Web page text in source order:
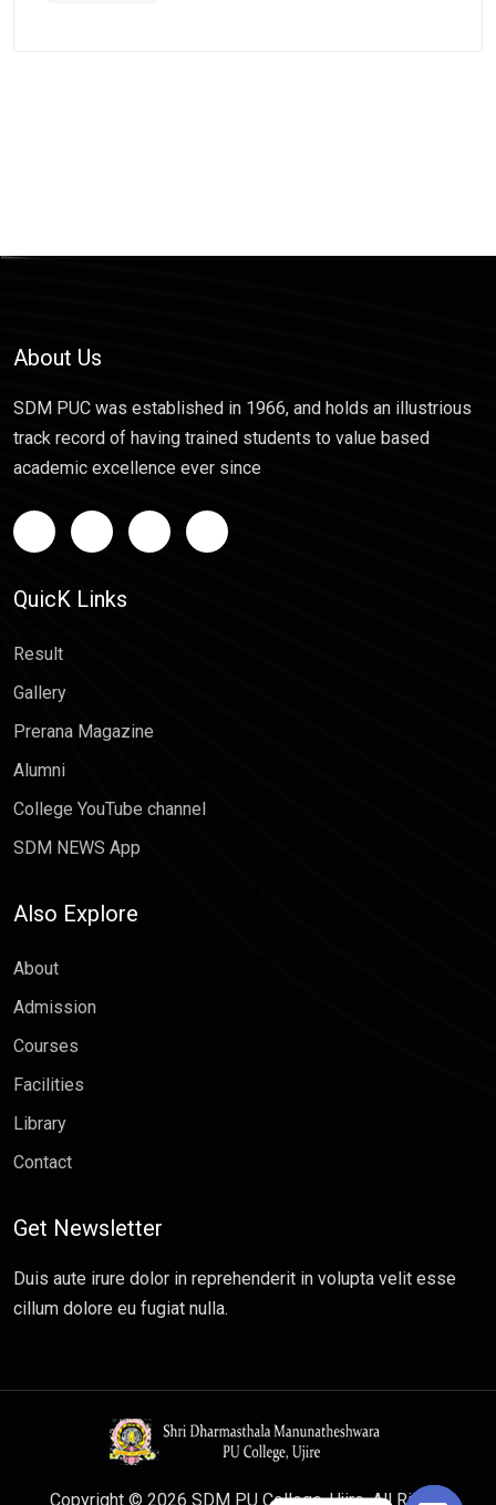
About Us
SDM PUC was established in 1966, and holds an illustrious
track record of having trained students to value based
academic excellence ever since
QuicK Links
Result
Gallery
Prerana Magazine
Alumni
College YouTube channel
SDM NEWS App
Also Explore
About
Admission
Courses
Facilities
Library
Contact
Get Newsletter
Duis aute irure dolor in reprehenderit in volupta velit esse
cillum dolore eu fugiat nulla.
Copyright © 2026 SDM PU College, Ujire. All Rights